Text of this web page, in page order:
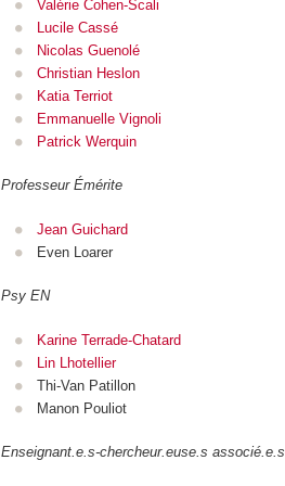
Valérie Cohen-Scali
Lucile Cassé
Nicolas Guenolé
Christian Heslon
Katia Terriot
Emmanuelle Vignoli
Patrick Werquin
Professeur Émérite
Jean Guichard
Even Loarer
Psy EN
Karine Terrade-Chatard
Lin Lhotellier
Thi-Van Patillon
Manon Pouliot
Enseignant.e.s-chercheur.euse.s associé.e.s